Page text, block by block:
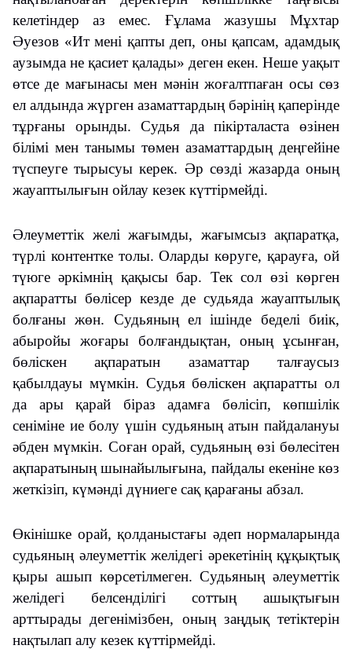
келетіндер аз емес. Ғұлама жазушы Мұхтар
Әуезов «Ит мені қапты деп, оны қапсам, адамдық
аузымда не қасиет қалады» деген екен. Неше уақыт
өтсе де мағынасы мен мәнін жоғалтпаған осы сөз
ел алдында жүрген азаматтардың бәрінің қаперінде
тұрғаны орынды. Судья да пікірталаста өзінен
білімі мен танымы төмен азаматтардың деңгейіне
түспеуге тырысуы керек. Әр сөзді жазарда оның
жауаптылығын ойлау кезек күттірмейді.
Әлеуметтік желі жағымды, жағымсыз ақпаратқа,
түрлі контентке толы. Оларды көруге, қарауға, ой
түюге әркімнің қақысы бар. Тек сол өзі көрген
ақпаратты бөлісер кезде де судьяда жауаптылық
болғаны жөн. Судьяның ел ішінде беделі биік,
абыройы жоғары болғандықтан, оның ұсынған,
бөліскен ақпаратын азаматтар талғаусыз
қабылдауы мүмкін. Судья бөліскен ақпаратты ол
да ары қарай біраз адамға бөлісіп, көпшілік
сеніміне ие болу үшін судьяның атын пайдалануы
әбден мүмкін. Соған орай, судьяның өзі бөлесітен
ақпаратының шынайылығына, пайдалы екеніне көз
жеткізіп, күмәнді дүниеге сақ қарағаны абзал.
Өкінішке орай, қолданыстағы әдеп нормаларында
судьяның әлеуметтік желідегі әрекетінің құқықтық
қыры ашып көрсетілмеген. Судьяның әлеуметтік
желідегі белсенділігі соттың ашықтығын
арттырады дегенімізбен, оның заңдық тетіктерін
нақтылап алу кезек күттірмейді.